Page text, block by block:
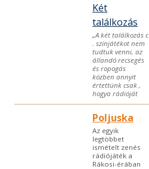
Két
találkozás
„A két találkozás c
. színjátékot nem
tudtuk venni, az
állandó recsegés
és ropogás
közben annyit
értettünk csak ,
hogya rádióját
Poljuska
Az egyik
legtöbbet
ismételt zenés
rádiójáték a
Rákosi-érában